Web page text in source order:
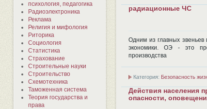
психология, педагогика
Радиоэлектроника
Реклама
Религия и мифология
Риторика
Социология
Статистика
Страхование
Строительные науки
Строительство
Схемотехника
Таможенная система
Теория государства и
права
радиационные ЧС
Одним из главных звеньев
экономики. ОЭ - это
производства
Категория: Безопасность
Действия населения
опасности,